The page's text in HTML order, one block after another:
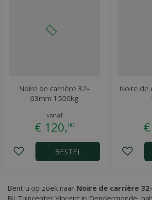
Noire de carrière 32-
63mm 1500kg
vanaf
€ 120,00
BESTEL
Noire de
€
Bent u op zoek naar Noire de carrière